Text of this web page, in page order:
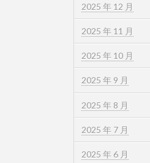
2025 年 12 月
2025 年 11 月
2025 年 10 月
2025 年 9 月
2025 年 8 月
2025 年 7 月
2025 年 6 月